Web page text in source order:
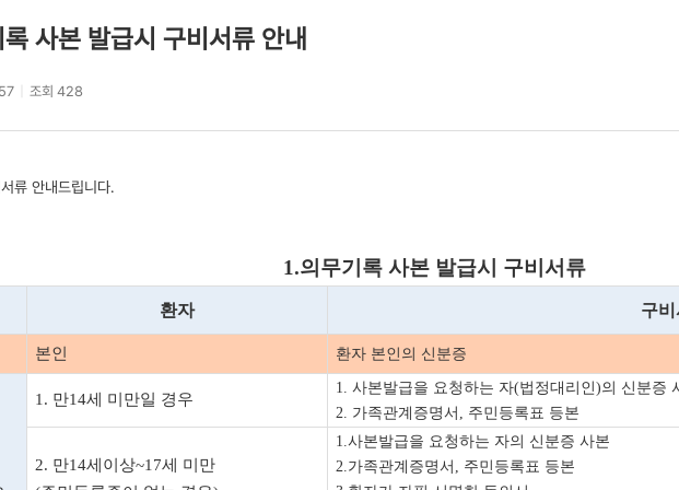
사본 발급시 구비서류 안내
조회 428
류 안내드립니다.
1.의무기록 사본 발급시 구비서류
환자 구
본인 환자 본인의 신분증
1. 만14세 미만일 경우
1. 사본발급을 요청하는 자(법정대리인)의 신분증
2. 가족관계증명서 , 주민등록표 등본
2. 만14세이상~17세 미만
1.사본발급을 요청하는 자의 신분증 사본
2.가족관계증명서 , 주민등록표 등본